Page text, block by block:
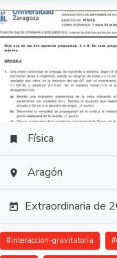
 Física
 Aragón
 Extraordinaria de
#interaccion-gravitatoria #